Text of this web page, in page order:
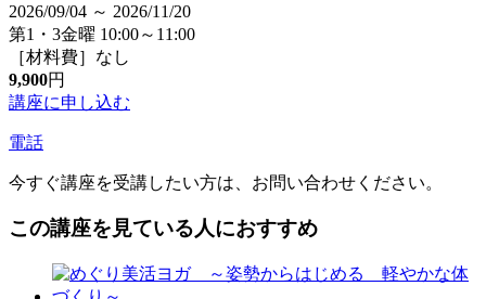
2026/09/04 ～ 2026/11/20
第1・3金曜 10:00～11:00
［材料費］なし
9,900円
講座に申し込む
電話
今すぐ講座を受講したい方は、お問い合わせください。
この講座を見ている人におすすめ